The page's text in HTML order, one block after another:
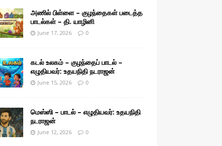
அணில் பிள்ளை – குழந்தைகள் படைத்த
பாடல்கள் – தி. யாழினி
June 17, 2026 0
கடல் உலகம் – குழந்தைப் பாடல் –
எழுதியவர்: உதயநிதி நடராஜன்
June 15, 2026 0
மெஸ்ஸி – பாடல் – எழுதியவர்: உதயநிதி
நடராஜன்
June 12, 2026 0